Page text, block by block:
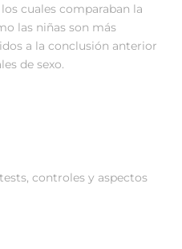
cuales comparaban la
las niñas son más
a la conclusión anterior
de sexo.
controles y aspectos